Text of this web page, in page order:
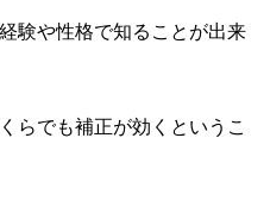
験や性格で知ることが出来
らでも補正が効くというこ